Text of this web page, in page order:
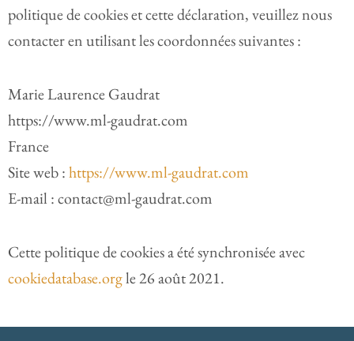
politique de cookies et cette déclaration, veuillez nous
contacter en utilisant les coordonnées suivantes :
Marie Laurence Gaudrat
https://www.ml-gaudrat.com
France
Site web :https://www.ml-gaudrat.com
E-mail :contact@ml-gaudrat.com
Cette politique de cookies a été synchronisée avec
cookiedatabase.orgle 26 août 2021.